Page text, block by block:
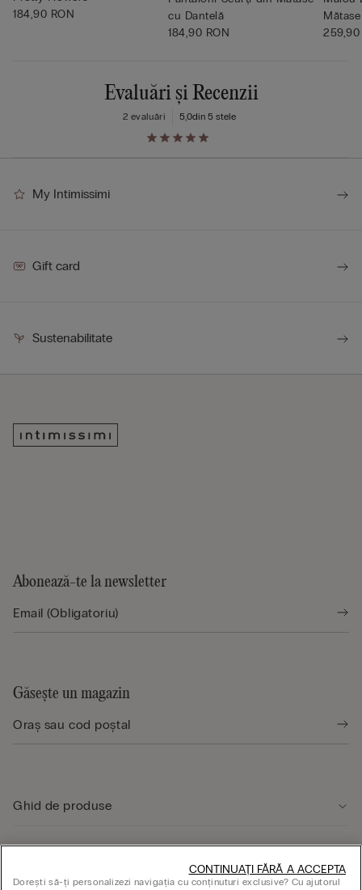
184,90 RON
cu Dantelă
184,90 RON
Mătase
259,90
Evaluări și Recenzii
5,0din 5 stele
2 evaluări
My Intimissimi
Gift card
Sustenabilitate
Abonează-te la newsletter
Găsește un magazin
Ghid de produse
Dorești să-ți personalizezi navigația cu conținuturi exclusive? Cu ajutorul
CONTINUAȚI FĂRĂ A ACCEPTA